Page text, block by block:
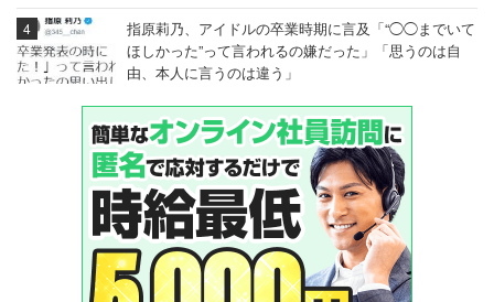
指原莉乃、アイドルの卒業時期に言及「“◯◯までいて
ほしかった”って言われるの嫌だった」「思うのは自
由、本人に言うのは違う」